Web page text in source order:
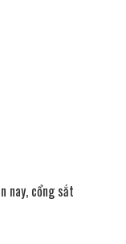
nay, cổng sắt